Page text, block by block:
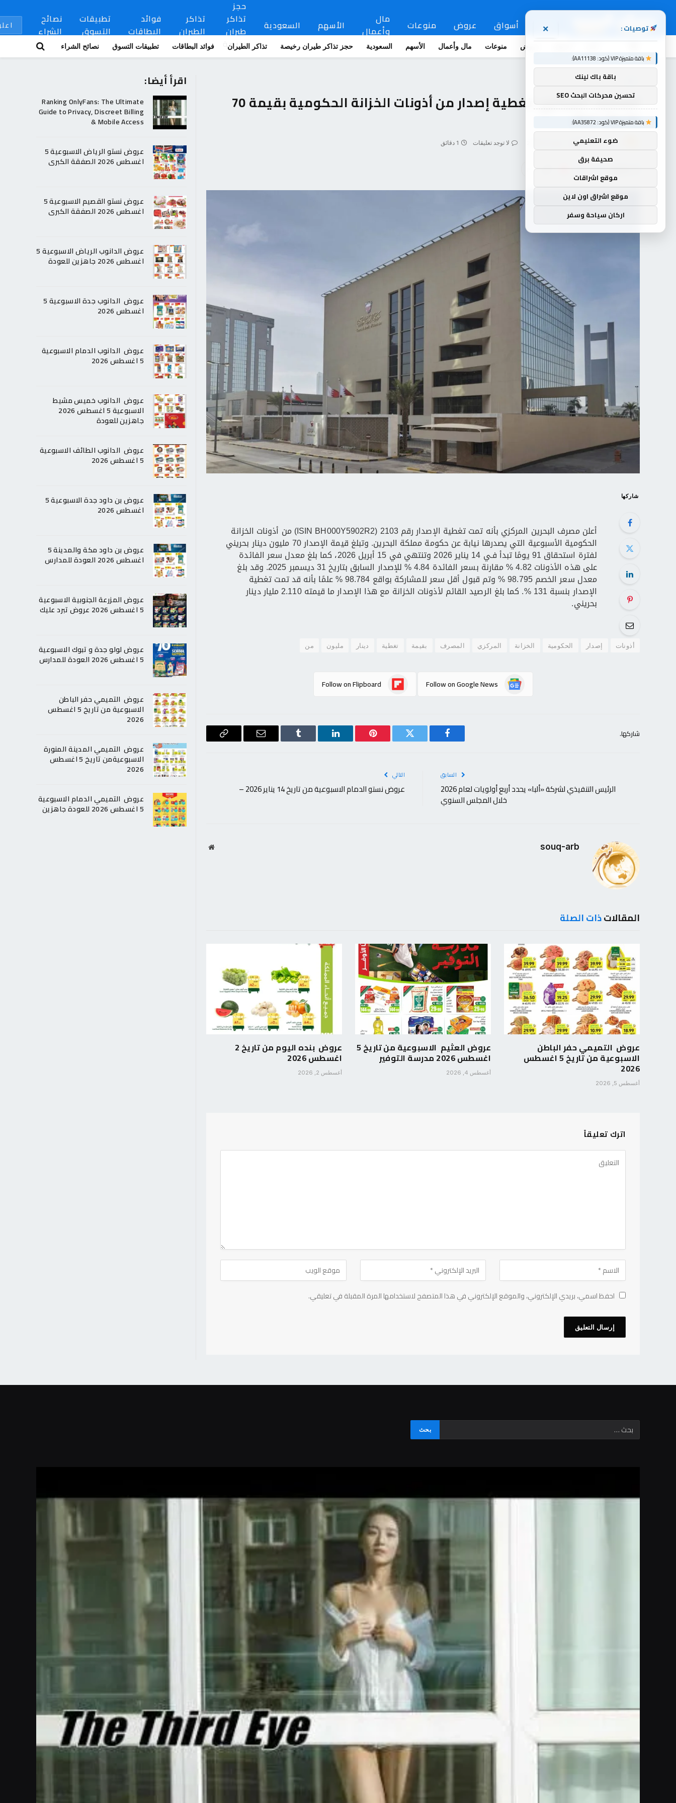
اخبار أسواق عروض منوعات
مال
وأعمال
الأسهم السعودية
حجز
تذاكر
طيران
رخيصة
تذاكر
الطيران
فوائد
البطاقات
تطبيقات
التسوق
نصائح
الشراء
عروض منوعات مال وأعمال الأسهم السعودية حجز تذاكر طيران رخيصة تذاكر الطيران فوائد البطاقات تطبيقات التسوق نصائح الشراء
المصرف المركزي: تغطية إصدار من أذونات الخزانة الحكومية بقيمة 70
مليون دينار
بواسطة souq-arb لا توجد تعليقات 1 دقائق
شاركها
أعلن مصرف البحرين المركزي بأنه تمت تغطية الإصدار رقم 2103 (ISIN BH000Y5902R2) من أذونات الخزانة
الحكومية الأسبوعية التي يصدرها نيابة عن حكومة مملكة البحرين. وتبلغ قيمة الإصدار 70 مليون دينار بحريني
لفترة استحقاق 91 يومًا تبدأ فـي 14 يناير 2026 وتنتهي في 15 أبريل 2026، كما بلغ معدل سعر الفائدة
على هذه الأذونات 4.82 % مقارنة بسعر الفائدة 4.84 % للإصدار السابق بتاريخ 31 ديسمبر 2025. وقد بلغ
معدل سعر الخصم 98.795 % وتم قبول أقل سعر للمشاركة بواقع 98.784 % علمًا بأنه قد تمت تغطية
الإصدار بنسبة 131 %. كما بلغ الرصيد القائم لأذونات الخزانة مع هذا الإصدار ما قيمته 2.110 مليار دينار
بحريني.
أذونات إصدار الحكومية الخزانة المركزي المصرف بقيمة تغطية دينار مليون من
Follow on Google News
Follow on Flipboard
شاركها.
فيسبوك تويتر بينتيريستلينكدإن Tumblr
البريد
Copy
السابق
الرئيس التنفيذي لشركة «ألبا» يحدد أربع أولويات لعام 2026
خلال المجلس السنوي
التالي
عروض نستو الدمام الاسبوعية من تاريخ 14 يناير 2026 –
souq-arb
موقع
المقالاتذات الصلة
عروض التميمي حفر الباطن
الاسبوعية من تاريخ 5 اغسطس
2026
أغسطس 5, 2026
عروض العثيم الاسبوعية من تاريخ 5
اغسطس 2026 مدرسة التوفير
أغسطس 4, 2026
عروض بنده اليوم من تاريخ 2
اغسطس 2026
أغسطس 2, 2026
اترك تعليقاً
احفظ اسمي، بريدي الإلكتروني، والموقع الإلكتروني في هذا المتصفح لاستخدامها المرة المقبلة في تعليقي.
اقرأ أيضا:
Ranking OnlyFans: The Ultimate
Guide to Privacy, Discreet Billing
& Mobile Access
عروض نستو الرياض الاسبوعية 5
اغسطس 2026 الصفقة الكبرى
عروض نستو القصيم الاسبوعية 5
اغسطس 2026 الصفقة الكبرى
عروض الدانوب الرياض الاسبوعية 5
اغسطس 2026 جاهزين للعودة
عروض الدانوب جدة الاسبوعية 5
اغسطس 2026
عروض الدانوب الدمام الاسبوعية
5 اغسطس 2026
عروض الدانوب خميس مشيط
الاسبوعية 5 اغسطس 2026
جاهزين للعودة
عروض الدانوب الطائف الاسبوعية
5 اغسطس 2026
عروض بن داود جدة الاسبوعية 5
اغسطس 2026
عروض بن داود مكة والمدينة 5
اغسطس 2026 العودة للمدارس
عروض المزرعة الجنوبية الاسبوعية
5 اغسطس 2026 عروض تبرد عليك
عروض لولو جدة و تبوك الاسبوعية
5 اغسطس 2026 العودة للمدارس
عروض التميمي حفر الباطن
الاسبوعية من تاريخ 5 اغسطس
2026
عروض التميمي المدينة المنورة
الاسبوعيةمن تاريخ 5 اغسطس
2026
عروض التميمي الدمام الاسبوعية
5 اغسطس 2026 للعودة جاهزين
توصيات : ×
باقة متميزة VIP (كود: AA11138):
باقة باك لينك
تحسين محركات البحث SEO
باقة متميزة VIP (كود: AA35872):
ضوء التعليمي
صحيفة برق
موقع اشراقات
موقع اشراق اون لاين
اركان سياحة وسفر